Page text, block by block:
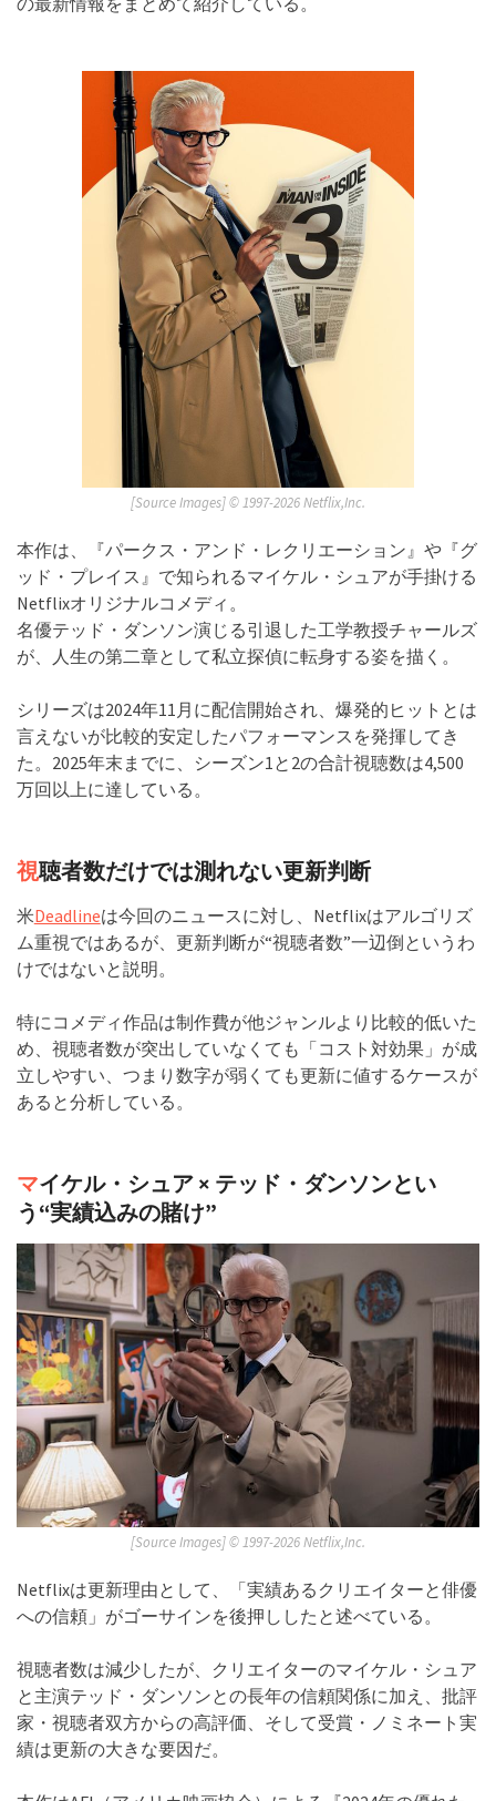
[Source Images] ©︎ 1997-2026 Netflix,Inc.
本作は、『パークス・アンド・レクリエーション』や『グ
ッド・プレイス』で知られるマイケル・シュアが手掛ける
Netflixオリジナルコメディ。
名優テッド・ダンソン演じる引退した工学教授チャールズ
が、人生の第二章として私立探偵に転身する姿を描く。
シリーズは2024年11月に配信開始され、爆発的ヒットとは
言えないが比較的安定したパフォーマンスを発揮してき
た。2025年末までに、シーズン1と2の合計視聴数は4,500
万回以上に達している。
視聴者数だけでは測れない更新判断
米Deadlineは今回のニュースに対し、Netflixはアルゴリズ
ム重視ではあるが、更新判断が“視聴者数”一辺倒というわ
けではないと説明。
特にコメディ作品は制作費が他ジャンルより比較的低いた
め、視聴者数が突出していなくても「コスト対効果」が成
立しやすい、つまり数字が弱くても更新に値するケースが
あると分析している。
マイケル・シュア × テッド・ダンソンとい
う“実績込みの賭け”
[Source Images] ©︎ 1997-2026 Netflix,Inc.
Netflixは更新理由として、「実績あるクリエイターと俳優
への信頼」がゴーサインを後押ししたと述べている。
視聴者数は減少したが、クリエイターのマイケル・シュア
と主演テッド・ダンソンとの長年の信頼関係に加え、批評
家・視聴者双方からの高評価、そして受賞・ノミネート実
績は更新の大きな要因だ。